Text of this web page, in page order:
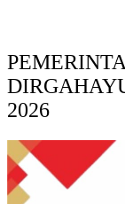
2026